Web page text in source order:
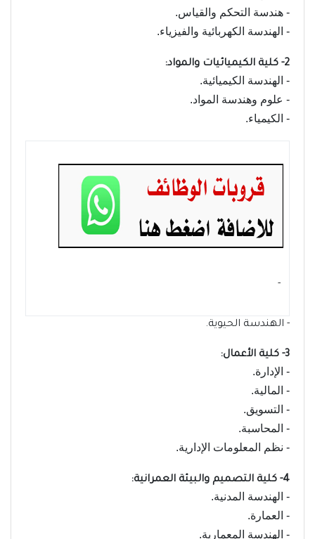
- هندسة التحكم والقياس.
- الهندسة الكهربائية والفيزياء.
2- كلية الكيميائيات والمواد:
- الهندسة الكيميائية.
- علوم وهندسة المواد.
- الكيمياء.
- ‏
- الهندسة الحيوية.
3- كلية الأعمال:
- الإدارة.
- المالية.
- التسويق.
- المحاسبة.
- نظم المعلومات الإدارية.
4- كلية التصميم والبيئة العمرانية:
- الهندسة المدنية.
- العمارة.
- الهندسة المعمارية.